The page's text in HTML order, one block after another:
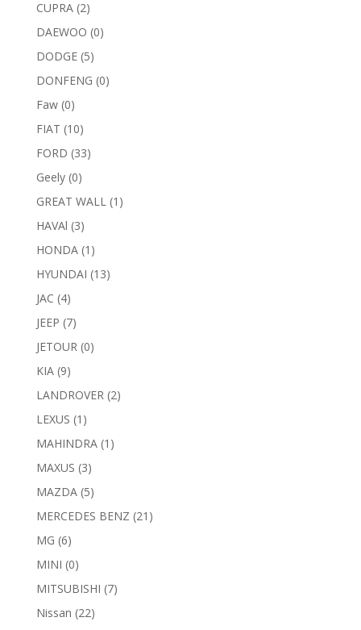
CUPRA (2)
DAEWOO (0)
DODGE (5)
DONFENG (0)
Faw (0)
FIAT (10)
FORD (33)
Geely (0)
GREAT WALL (1)
HAVAl (3)
HONDA (1)
HYUNDAI (13)
JAC (4)
JEEP (7)
JETOUR (0)
KIA (9)
LANDROVER (2)
LEXUS (1)
MAHINDRA (1)
MAXUS (3)
MAZDA (5)
MERCEDES BENZ (21)
MG (6)
MINI (0)
MITSUBISHI (7)
Nissan (22)